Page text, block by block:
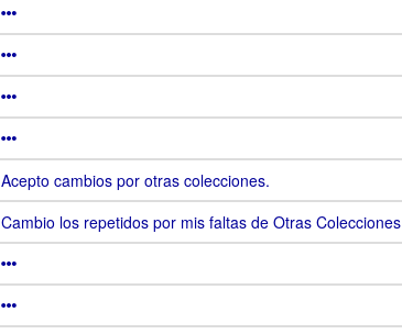
Acepto cambios por otras colecciones.
Cambio los repetidos por mis faltas de Otras Colecciones